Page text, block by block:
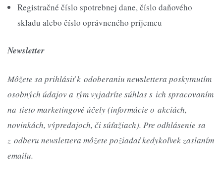
Registračné číslo spotrebnej dane, číslo daňového
skladu alebo číslo oprávneného príjemcu
Newsletter
Môžete sa prihlásiť k odoberaniu newslettera poskytnutím
osobných údajov a tým vyjadríte súhlas s ich spracovaním
na tieto marketingové účely (informácie o akciách,
novinkách, výpredajoch, či súťažiach). Pre odhlásenie sa
z odberu newslettera môžete požiadať kedykoľvek zaslaním
emailu.